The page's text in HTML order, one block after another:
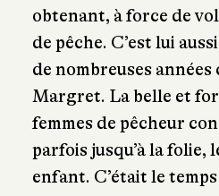
obtenant, à force de
de pêche. C’est lui
de nombreuses années
Margret. La belle et
femmes de pêcheur
parfois jusqu’à la
enfant. C’était le